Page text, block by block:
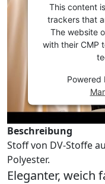
This content
trackers that
The website
with their CMP
Powered
Beschreibung
Stoff von DV-Stoffe
Polyester.
Eleganter, weich